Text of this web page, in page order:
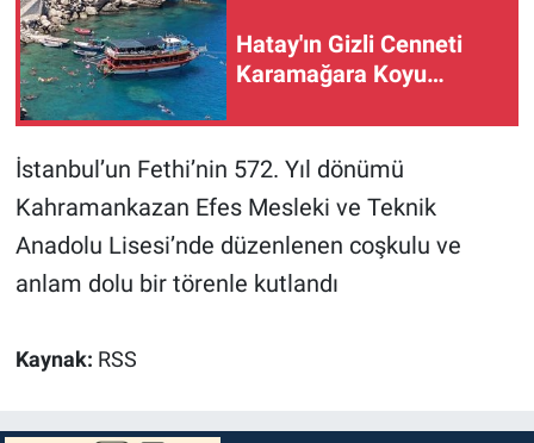
Hatay'ın Gizli Cenneti
Karamağara Koyu…
İstanbul’un Fethi’nin 572. Yıl dönümü
Kahramankazan Efes Mesleki ve Teknik
Anadolu Lisesi’nde düzenlenen coşkulu ve
anlam dolu bir törenle kutlandı
Kaynak: RSS